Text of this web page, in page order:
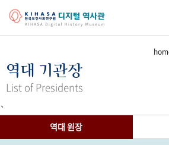
걸어온 길 기관 변천사
연구 역사
정책과 연구 키워드로 보는 연구 역사
역대 기관장
List of Presidents
`
역대 원장